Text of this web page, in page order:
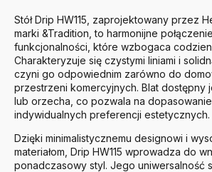
Stół Drip HW115, zaprojektowany przez
marki &Tradition, to harmonijne
funkcjonalności, które wzbogaca
Charakteryzuje się czystymi liniami i
czyni go odpowiednim zarówno do
przestrzeni komercyjnych. Blat dostępny
lub orzecha, co pozwala na dopasowanie
indywidualnych preferencji estetycznych.
Dzięki minimalistycznemu designowi i
materiałom, Drip HW115 wprowadza do
ponadczasowy styl. Jego uniwersalność